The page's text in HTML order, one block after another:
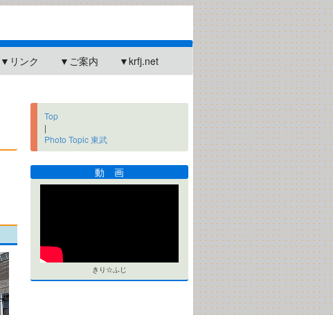
▼リンク ▼ご案内 ▼krfj.net
Top
|
Photo Topic 東武
動 画
きり☆ふじ